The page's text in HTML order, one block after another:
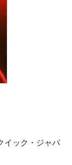
イック・ジャパ